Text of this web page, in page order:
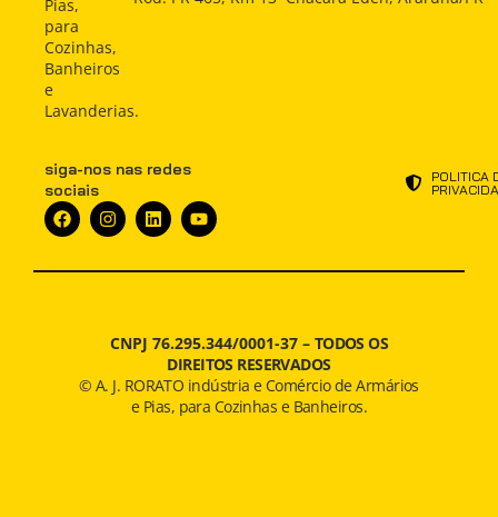
Pias,
para
Cozinhas,
Banheiros
e
Lavanderias.
Notícias
Notícias
siga-nos nas redes
sociais
POLITICA
CNPJ 76.295.344/0001-37 – TODOS OS
DIREITOS RESERVADOS
© A. J. RORATO indústria e Comércio de Armários
e Pias, para Cozinhas e Banheiros.